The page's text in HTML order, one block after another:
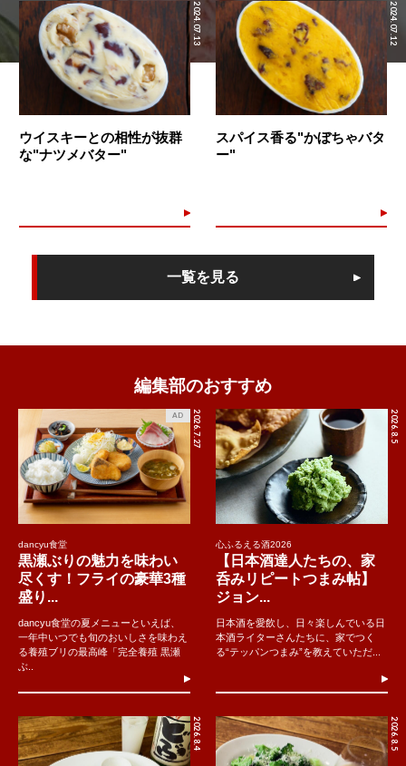
2024.07.13
ウイスキーとの相性が抜群
な"ナツメバター"
2024.07.12
スパイス香る"かぼちゃバタ
ー"
一覧を見る
編集部のおすすめ
2026.7.27
AD
dancyu食堂
黒瀬ぶりの魅力を味わい
尽くす！フライの豪華3種
盛り...
dancyu食堂の夏メニューといえば、
一年中いつでも旬のおいしさを味わえ
る養殖ブリの最高峰「完全養殖 黒瀬
ぶ..
2026.8.5
心ふるえる酒2026
【日本酒達人たちの、家
呑みリピートつまみ帖】
ジョン...
日本酒を愛飲し、日々楽しんでいる日
本酒ライターさんたちに、家でつく
る“テッパンつまみ”を教えていただ...
2026.8.4 2026.8.5